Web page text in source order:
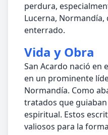
perdura,
Lucerna,
enterrado.
Vida y Obra
San Acardo nació en
en un prominente
Normandía. Como
tratados que
espiritual. Estos
valiosos para la